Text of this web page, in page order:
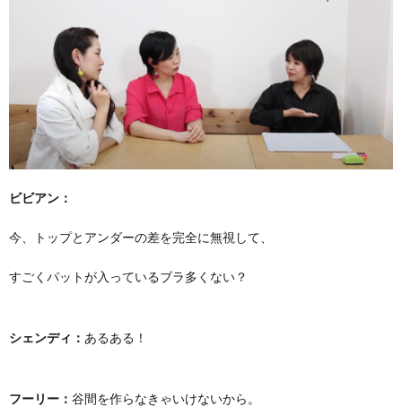
ビビアン：
今、トップとアンダーの差を完全に無視して、
すごくパットが入っているブラ多くない？
シェンディ： あるある！
フーリー： 谷間を作らなきゃいけないから。